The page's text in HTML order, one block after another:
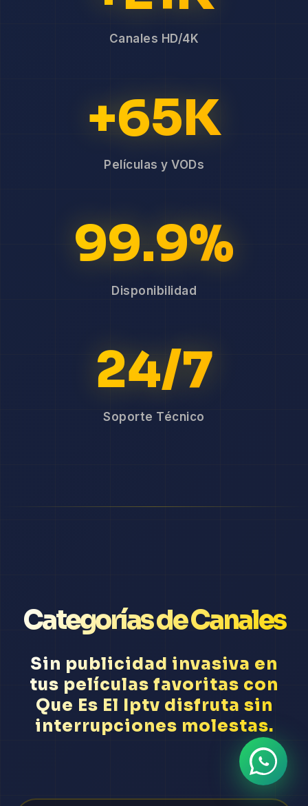
Canales HD/4K
+65K
Películas y VODs
99.9%
Disponibilidad
24/7
Soporte Técnico
Categorías de Canales
Sin publicidad invasiva en
tus películas favoritas con
Que Es El Iptv disfruta sin
interrupciones molestas.